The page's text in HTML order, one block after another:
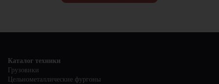
Каталог техники
Грузовики
Цельнометаллические фургоны